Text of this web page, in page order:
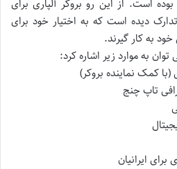
بوده است. از این رو بروکر آلپاری برای
دیده است که به اختیار خود برای
به کار گیرند.
به موارد زیر اشاره کرد:
کمک نماینده بروکر)
تاپ چنج
ایرانیان